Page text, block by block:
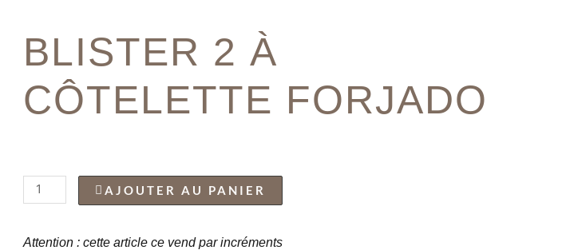
BLISTER 2 À
CÔTELETTE FORJADO
quantité
de
2
AJOUTER AU PANIER
Attention : cette article ce vend par incréments